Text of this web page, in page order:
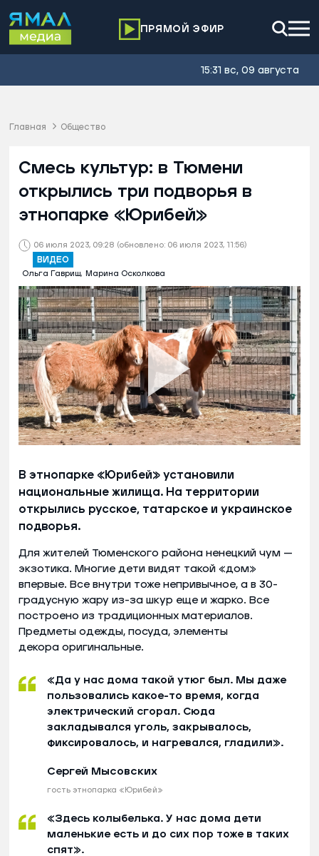
ПРЯМОЙ ЭФИР
15:31 вс, 09 августа
Главная Общество
06 июля 2023, 09:28 (обновлено: 06 июля 2023, 11:56)
ВИДЕО
Ольга Гавриш, Марина Осколкова
Смесь культур: в Тюмени
открылись три подворья в
этнопарке «Юрибей»
В этнопарке «Юрибей» установили
национальные жилища. На территории
открылись русское, татарское и украинское
подворья.
Для жителей Тюменского района ненецкий чум —
экзотика. Многие дети видят такой «дом»
впервые. Все внутри тоже непривычное, а в 30-
градусную жару из-за шкур еще и жарко. Все
построено из традиционных материалов.
Предметы одежды, посуда, элементы
декора оригинальные.
«Да у нас дома такой утюг был. Мы даже
пользовались какое-то время, когда
электрический сгорал. Сюда
закладывался уголь, закрывалось,
фиксировалось, и нагревался, гладили».
Сергей Мысовских
гость этнопарка «Юрибей»
«Здесь колыбелька. У нас дома дети
маленькие есть и до сих пор тоже в таких
спят».